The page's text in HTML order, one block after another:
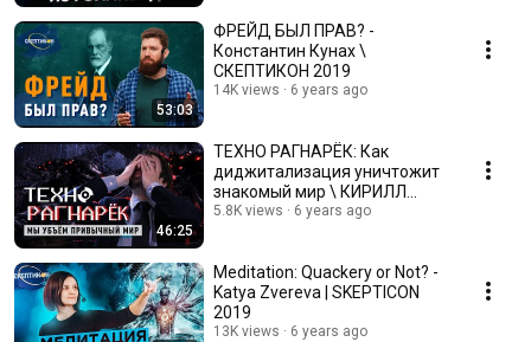
53:03
ФРЕЙД БЫЛ ПРАВ? -
Константин Кунах \
СКЕПТИКОН 2019
14K views 6 years ago
46:25
ТЕХНО РАГНАРЁК: Как
диджитализация уничтожит
знакомый мир \ КИРИЛЛ
ТЕЛИН [Geek Picnic-2019]
5.8K views 6 years ago
Meditation: Quackery or Not? -
Katya Zvereva | SKEPTICON
2019
13K views 6 years ago